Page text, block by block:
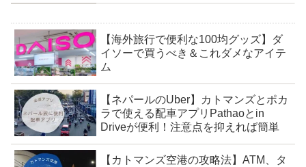
【海外旅行で便利な100均グッズ】ダ
イソーで買うべき＆これダメなアイテ
ム
【ネパールのUber】カトマンズとポカ
ラで使える配車アプリPathaoとin
Driveが便利！注意点を抑えれば簡単
【カトマンズ空港の攻略法】ATM、タ